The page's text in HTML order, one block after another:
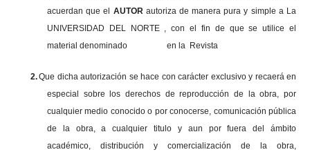
acuerdan que el AUTOR autoriza de manera pura y simple a La
UNIVERSIDAD DEL NORTE , con el fin de que se utilice el
material denominado en la Revista
2.Que dicha autorización se hace con carácter exclusivo y recaerá en
especial sobre los derechos de reproducción de la obra, por
cualquier medio conocido o por conocerse, comunicación pública
de la obra, a cualquier titulo y aun por fuera del ámbito
académico, distribución y comercialización de la obra,